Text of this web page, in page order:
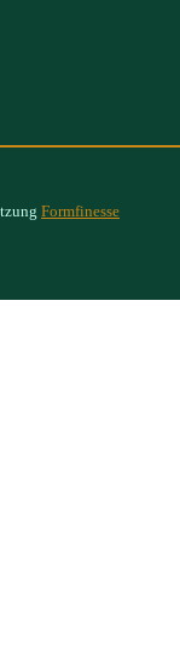
Formfinesse